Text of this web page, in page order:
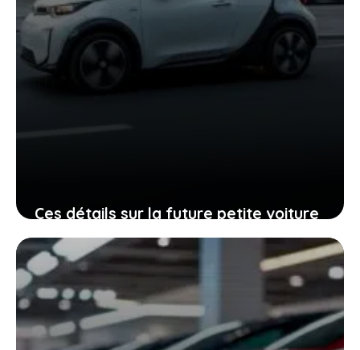
Ces détails sur la future petite voiture
électrique de kia montrent qu’elle va
changer la donne
21 janvier 2026